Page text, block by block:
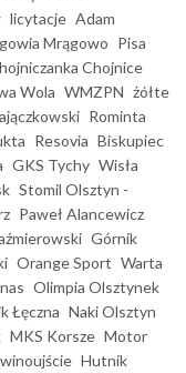
licytacje Adam
Mrągowo Pisa
Chojnice
Wola WMZPN żółte
Rominta
Resovia Biskupiec
GKS Tychy Wisła
Stomil Olsztyn -
Paweł Alancewicz
Górnik
Orange Sport Warta
Olimpia Olsztynek
Łęczna Naki Olsztyn
MKS Korsze Motor
Hutnik